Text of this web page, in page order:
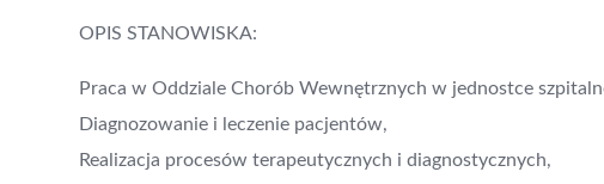
OPIS STANOWISKA:
Praca w Oddziale Chorób Wewnętrznych w jednostce
Diagnozowanie i leczenie pacjentów,
Realizacja procesów terapeutycznych i diagnostycznych,